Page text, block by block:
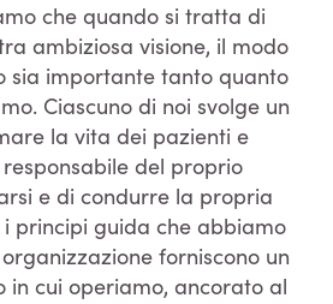
che quando si tratta di
ambiziosa visione, il modo
sia importante tanto quanto
Ciascuno di noi svolge un
la vita dei pazienti e
del proprio
e di condurre la propria
principi guida che abbiamo
forniscono un
in cui operiamo, ancorato al